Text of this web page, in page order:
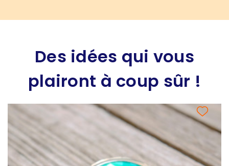
Des idées qui vous
plairont à coup sûr !